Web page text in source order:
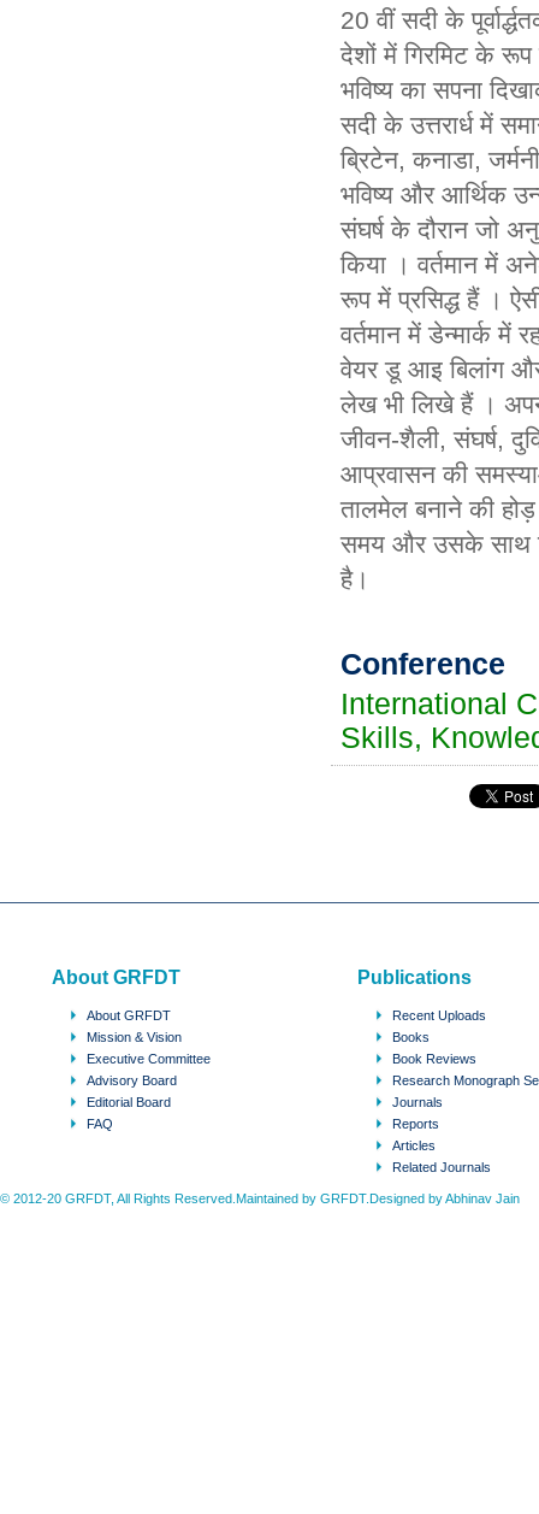
20 वीं सदी के पूर्वार्द्ध
देशों में गिरमिट के रूप
भविष्य का सपना
सदी के उत्तरार्ध में
ब्रिटेन, कनाडा,
भविष्य और आर्थिक
संघर्ष के दौरान जो
किया । वर्तमान में
रूप में प्रसिद्ध हैं ।
वर्तमान में डेन्मार्क
वेयर डू आइ बिलांग और
लेख भी लिखे हैं । अपने
जीवन-शैली, संघर्ष,
आप्रवासन की
तालमेल बनाने की
समय और उसके साथ
है।
Conference
International
Skills,
About GRFDT
About GRFDT
Mission & Vision
Executive Committee
Advisory Board
Editorial Board
FAQ
Publications
Recent Uploads
Books
Book Reviews
Research Monograph
Journals
Reports
Articles
Related Journals
© 2012-20 GRFDT, All Rights Reserved.Maintained by GRFDT.Designed byAbhinav Jain